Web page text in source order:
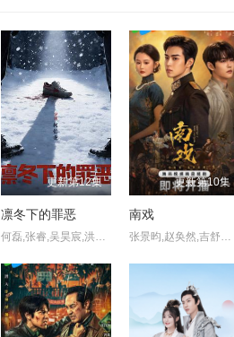
更新第12集
凛冬下的罪恶
何磊,张睿,吴昊宸,洪爽,王大奇,嘉泽,孙之鸿,肖涵,左腾云,刘伟峰,王心嫚,窦新豪,苏宥辰,李繁,刘亭希,刘朔豪,洪冰瑶,刘佳萌,李蒲赫,徐章
更新第10集
南戏
张景昀,赵奂然,吉舒亦,宗峰岩,陈凯洲,余逸蕾